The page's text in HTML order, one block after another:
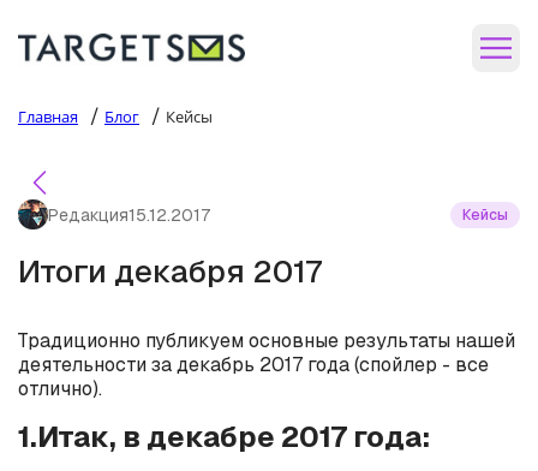
Главная / Блог / Кейсы
Редакция15.12.2017 Кейсы
Итоги декабря 2017
Традиционно публикуем основные результаты нашей
деятельности за декабрь 2017 года (спойлер - все
отлично).
1.Итак, в декабре 2017 года: